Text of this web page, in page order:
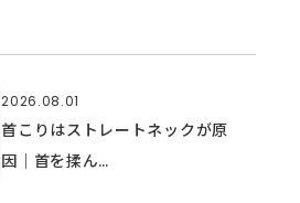
2026.08.01
首こりはストレートネックが原
因｜首を揉ん…